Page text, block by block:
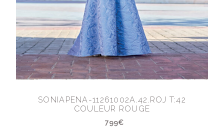
SONIAPENA-11261002A.42.ROJ T:42
COULEUR ROUGE
799€